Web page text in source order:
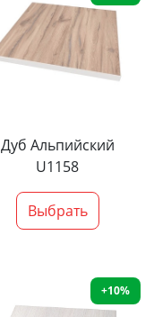
Дуб Альпийский
U1158
Выбрать
+10%